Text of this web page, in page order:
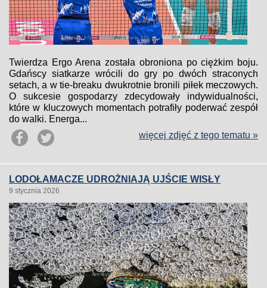
Twierdza Ergo Arena została obroniona po ciężkim boju.
Gdańscy siatkarze wrócili do gry po dwóch straconych
setach, a w tie-breaku dwukrotnie bronili piłek meczowych.
O sukcesie gospodarzy zdecydowały indywidualności,
które w kluczowych momentach potrafiły poderwać zespół
do walki. Energa...
więcej zdjęć z tego tematu »
LODOŁAMACZE UDROŻNIAJĄ UJŚCIE WISŁY
9 stycznia 2026